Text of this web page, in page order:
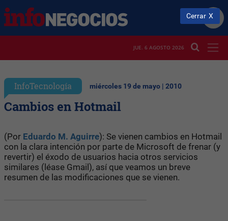
JUE. 6 AGOSTO 2026
InfoTecnología miércoles 19 de mayo | 2010
Cambios en Hotmail
(Por Eduardo M. Aguirre): Se vienen cambios en Hotmail
con la clara intención por parte de Microsoft de frenar (y
revertir) el éxodo de usuarios hacia otros servicios
similares (léase Gmail), así que veamos un breve
resumen de las modificaciones que se vienen.
Cerrar